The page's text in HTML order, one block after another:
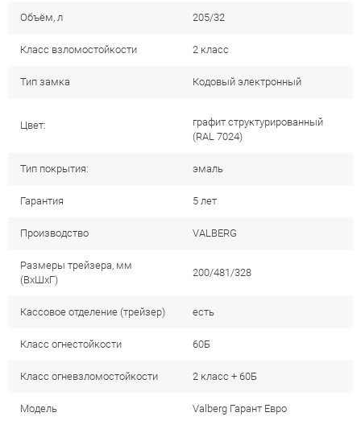
Объём, л 205/32
Класс взломостойкости 2 класс
Тип замка Кодовый электронный
Цвет:
графит структурированный
(RAL 7024)
Тип покрытия: эмаль
Гарантия 5 лет
Производство VALBERG
Размеры трейзера, мм
(ВхШхГ)
200/481/328
Кассовое отделение (трейзер) есть
Класс огнестойкости 60Б
Класс огневзломостойкости 2 класс + 60Б
Модель Valberg Гарант Евро